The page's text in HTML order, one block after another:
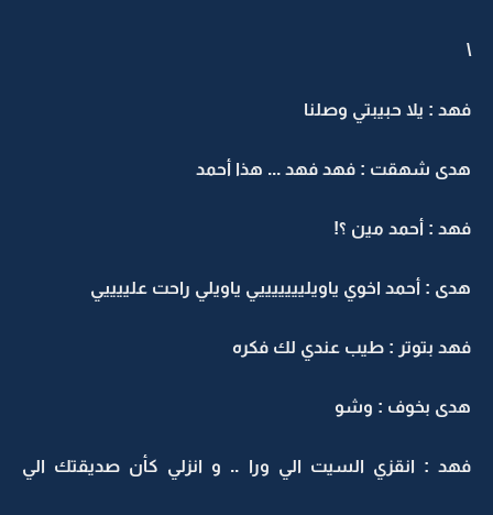
\
فهد : يلا حبيبتي وصلنا
هدى شهقت : فهد فهد ... هذا أحمد
فهد : أحمد مين ؟!
هدى : أحمد اخوي ياويليييييييي ياويلي راحت علييييي
فهد بتوتر : طيب عندي لك فكره
هدى بخوف : وشو
فهد : انقزي السيت الي ورا .. و انزلي كأن صديقتك الي